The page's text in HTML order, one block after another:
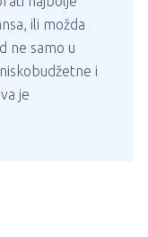
ili možda
ne samo u
i
je